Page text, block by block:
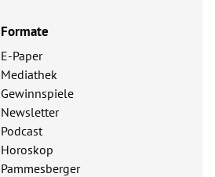
Formate
E-Paper
Mediathek
Gewinnspiele
Newsletter
Podcast
Horoskop
Pammesberger